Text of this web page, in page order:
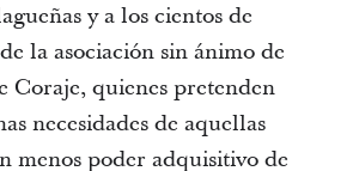
y a los cientos de
la asociación sin ánimo de
Coraje, quienes pretenden
necesidades de aquellas
menos poder adquisitivo de